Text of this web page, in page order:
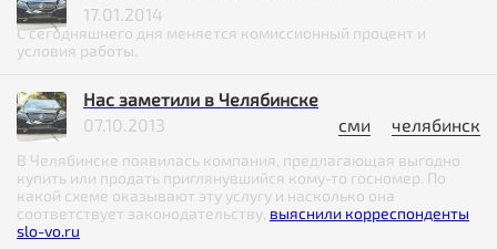
17.01.2014
С сегодняшнего дня меняется комиссионный процент и
условия работы.
Нас заметили в Челябинске
07.10.2013
сми челябинск
В Челябинске появилась компания, предлагающая выгодно
купить или продать приглянувшийся кому-то госномер. По
какой схеме оказывают эту услугу и насколько она
соответствует законодательству, выяснили корреспонденты
slo-vo.ru